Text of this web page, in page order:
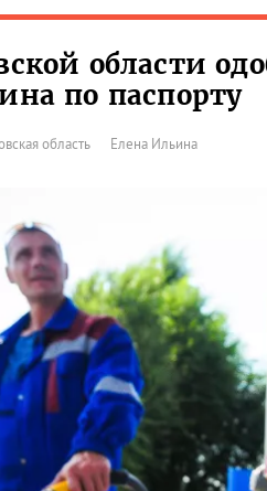
области
по паспорту
область Елена Ильина